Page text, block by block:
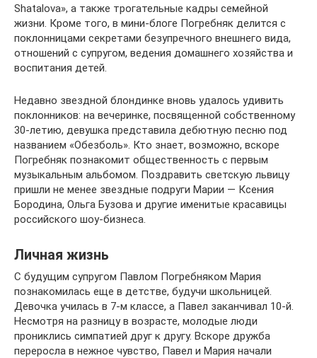
Shatalova», а также трогательные кадры семейной
жизни. Кроме того, в мини-блоге Погребняк делится с
поклонницами секретами безупречного внешнего вида,
отношений с супругом, ведения домашнего хозяйства и
воспитания детей.
Недавно звездной блондинке вновь удалось удивить
поклонников: на вечеринке, посвященной собственному
30-летию, девушка представила дебютную песню под
названием «Обезболь». Кто знает, возможно, вскоре
Погребняк познакомит общественность с первым
музыкальным альбомом. Поздравить светскую львицу
пришли не менее звездные подруги Марии — Ксения
Бородина, Ольга Бузова и другие именитые красавицы
российского шоу-бизнеса.
Личная жизнь
С будущим супругом Павлом Погребняком Мария
познакомилась еще в детстве, будучи школьницей.
Девочка училась в 7-м классе, а Павел заканчивал 10-й.
Несмотря на разницу в возрасте, молодые люди
прониклись симпатией друг к другу. Вскоре дружба
переросла в нежное чувство, Павел и Мария начали